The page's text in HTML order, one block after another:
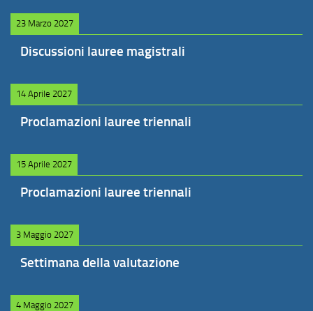
23 Marzo 2027
Discussioni lauree magistrali
14 Aprile 2027
Proclamazioni lauree triennali
15 Aprile 2027
Proclamazioni lauree triennali
3 Maggio 2027
Settimana della valutazione
4 Maggio 2027